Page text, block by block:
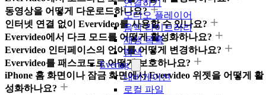
연결하기
오디오 플레이어
음악 라이브러리
재생 목록
탐색
Evertag
내비게이션
로컬 파일
동영상을 어떻게 다운로드하나요?
인터넷 연결 없이 Evervideo를 사용할 수 있나요?
Evervideo에서 다크 모드를 어떻게 활성화하나요?
Evervideo 인터페이스의 언어를 어떻게 변경하나요?
Evervideo를 패스코드로 어떻게 보호하나요?
iPhone 홈 화면이나 잠금 화면에서 Evervideo 위젯을 어떻게 활
성화하나요?